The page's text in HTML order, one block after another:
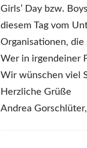
Girls’ Day bzw.
diesem Tag vom
Organisationen,
Wer in irgendeiner
Wir wünschen viel
Herzliche Grüße
Andrea